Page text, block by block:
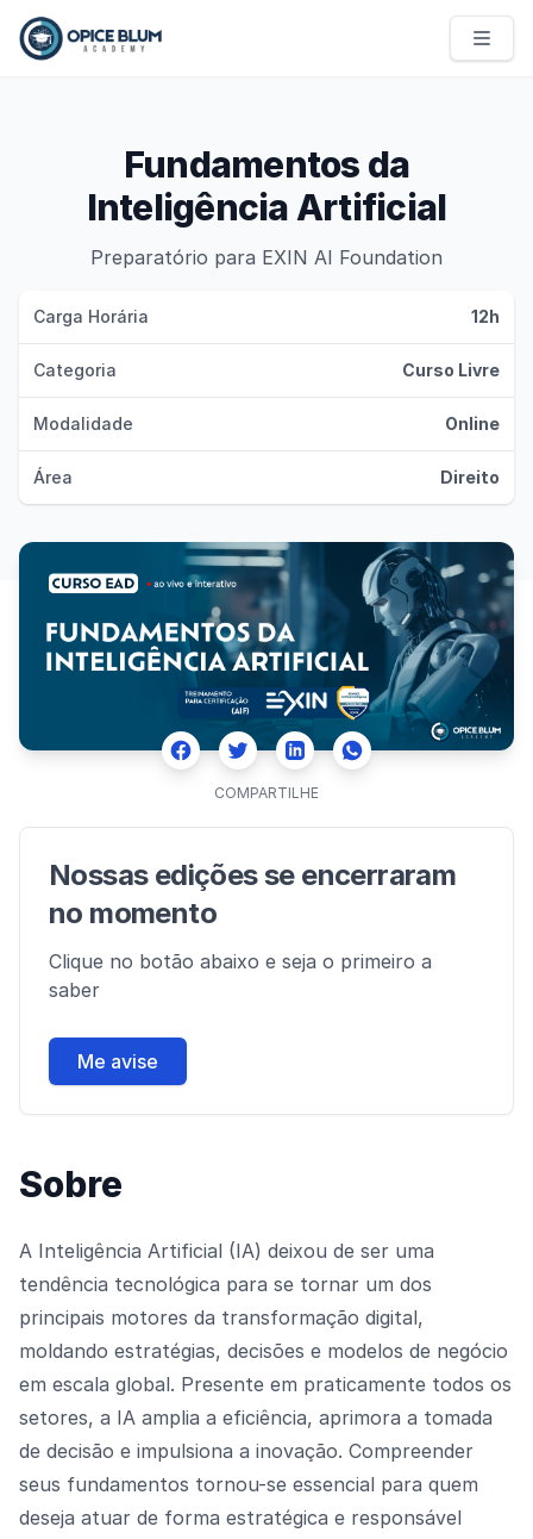
Opice Blum Academy
Fundamentos da
Inteligência Artificial
Preparatório para EXIN AI Foundation
Carga Horária 12h
Categoria Curso Livre
Modalidade Online
Área Direito
FacebookTwitterLinkedinWhatsapp
COMPARTILHE
Nossas edições se encerraram
no momento
Clique no botão abaixo e seja o primeiro a
saber
Me avise
Sobre
A Inteligência Artificial (IA) deixou de ser uma
tendência tecnológica para se tornar um dos
principais motores da transformação digital,
moldando estratégias, decisões e modelos de negócio
em escala global. Presente em praticamente todos os
setores, a IA amplia a eficiência, aprimora a tomada
de decisão e impulsiona a inovação. Compreender
seus fundamentos tornou-se essencial para quem
deseja atuar de forma estratégica e responsável